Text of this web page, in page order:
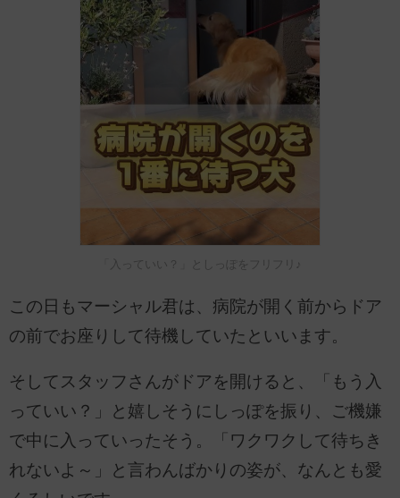
「入っていい？」としっぽをフリフリ♪
この日もマーシャル君は、病院が開く前からドア
の前でお座りして待機していたといいます。
そしてスタッフさんがドアを開けると、「もう入
っていい？」と嬉しそうにしっぽを振り、ご機嫌
で中に入っていったそう。「ワクワクして待ちき
れないよ～」と言わんばかりの姿が、なんとも愛